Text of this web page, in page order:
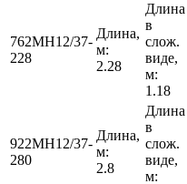
762MH12/37-
228
Длина,
м:
2.28
Длина
в
слож.
виде,
м:
1.18
922MH12/37-
280
Длина,
м:
2.8
Длина
в
слож.
виде,
м: